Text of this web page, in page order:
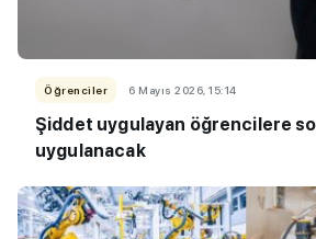
Öğrenciler 6 Mayıs 2026, 15:14
Şiddet uygulayan öğrencilere
uygulanacak